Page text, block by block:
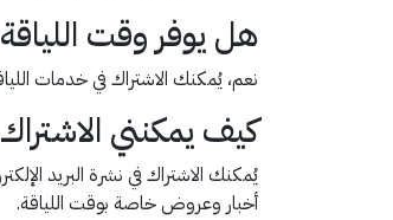
هل يوفر وقت
نعم، يُمكنك الاشتراك في خدمات
كيف يمكنني
يُمكنك الاشتراك في نشرة البريد
أخبار وعروض خاصة بوقت اللياقة.